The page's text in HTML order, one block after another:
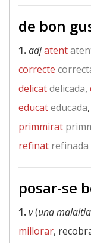
de bon
1.adjatent
correcte
delicatdelicada,
educateducada,
primmirat
refinat refinada
posar-se
1.v(una malaltia
millorar,